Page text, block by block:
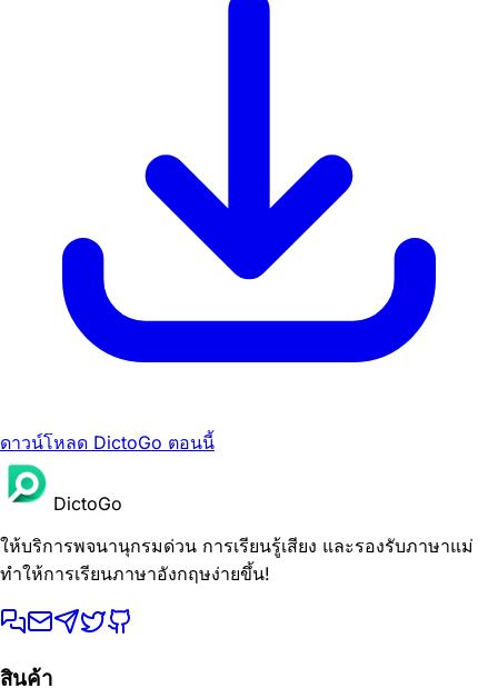
ดาวน์โหลด DictoGo ตอนนี้
DictoGo
ให้บริการพจนานุกรมด่วน การเรียนรู้เสียง และรองรับภาษาแม่
ทำให้การเรียนภาษาอังกฤษง่ายขึ้น!
สินค้า